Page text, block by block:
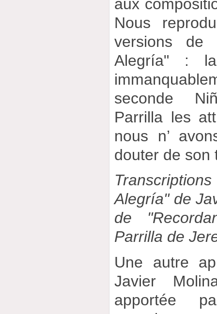
aux
Nous
versions de
Alegría" : la
seconde
Parrilla les
nous n’
douter de son
Alegría" de
de
Parrilla de
Une autre
Javier
apportée